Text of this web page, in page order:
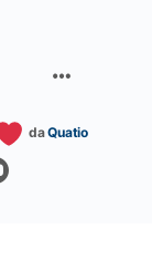
daQuatio